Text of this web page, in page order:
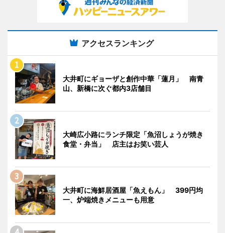
アクセスランキング
大井町にギョーザと創作中華「蓮月」 南青
山、新橋に次ぐ都内3店舗目
大崎広小路にランチ限定「魚沼しょうが焼き
食堂・弁当」 店主はお笑い芸人
大井町に海鮮居酒屋「魚えもん」 399円均
一、炉端焼きメニューも用意